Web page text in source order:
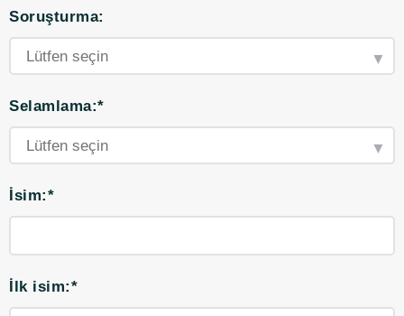
Soruşturma:
Selamlama:*
İsim:*
İlk isim:*